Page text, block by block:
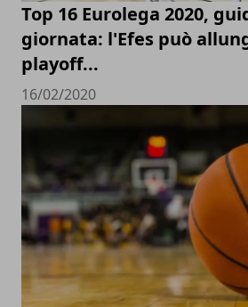
Top 16 Eurolega 2020,
giornata: l'Efes può
playoff...
16/02/2020